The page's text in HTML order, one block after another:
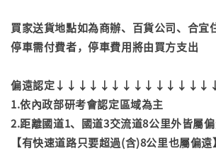
買家送貨地點如為商辦、百貨公司、合宜
停車需付費者，停車費用將由買方支出
偏遠認定
1.依內政部研考會認定區域為主
2.距離國道1、國道3交流道8公里外皆屬
【有快速道路只要超過(含)8公里也屬偏遠】